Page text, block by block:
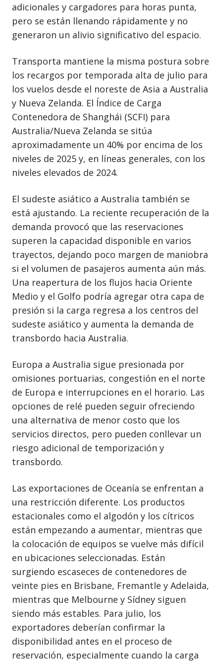
adicionales y cargadores para horas punta,
pero se están llenando rápidamente y no
generaron un alivio significativo del espacio.
Transporta mantiene la misma postura sobre
los recargos por temporada alta de julio para
los vuelos desde el noreste de Asia a Australia
y Nueva Zelanda. El Índice de Carga
Contenedora de Shanghái (SCFI) para
Australia/Nueva Zelanda se sitúa
aproximadamente un 40% por encima de los
niveles de 2025 y, en líneas generales, con los
niveles elevados de 2024.
El sudeste asiático a Australia también se
está ajustando. La reciente recuperación de la
demanda provocó que las reservaciones
superen la capacidad disponible en varios
trayectos, dejando poco margen de maniobra
si el volumen de pasajeros aumenta aún más.
Una reapertura de los flujos hacia Oriente
Medio y el Golfo podría agregar otra capa de
presión si la carga regresa a los centros del
sudeste asiático y aumenta la demanda de
transbordo hacia Australia.
Europa a Australia sigue presionada por
omisiones portuarias, congestión en el norte
de Europa e interrupciones en el horario. Las
opciones de relé pueden seguir ofreciendo
una alternativa de menor costo que los
servicios directos, pero pueden conllevar un
riesgo adicional de temporización y
transbordo.
Las exportaciones de Oceanía se enfrentan a
una restricción diferente. Los productos
estacionales como el algodón y los cítricos
están empezando a aumentar, mientras que
la colocación de equipos se vuelve más difícil
en ubicaciones seleccionadas. Están
surgiendo escaseces de contenedores de
veinte pies en Brisbane, Fremantle y Adelaida,
mientras que Melbourne y Sídney siguen
siendo más estables. Para julio, los
exportadores deberían confirmar la
disponibilidad antes en el proceso de
reservación, especialmente cuando la carga